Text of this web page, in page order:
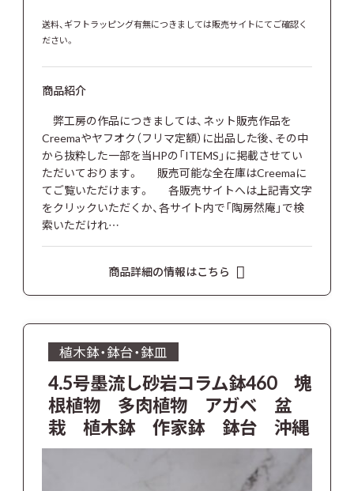
送料、ギフトラッピング有無につきましては販売サイトにてご確認く
ださい。
商品紹介
弊工房の作品につきましては、ネット販売作品を
Creemaやヤフオク（フリマ定額）に出品した後、その中
から抜粋した一部を当HPの「ITEMS」に掲載させてい
ただいております。 販売可能な全在庫はCreemaに
てご覧いただけます。 各販売サイトへは上記青文字
をクリックいただくか、各サイト内で「陶房然庵」で検
索いただけれ…
商品詳細の情報はこちら
植木鉢・鉢台・鉢皿
4.5号墨流し砂岩コラム鉢460 塊
根植物 多肉植物 アガベ 盆
栽 植木鉢 作家鉢 鉢台 沖縄